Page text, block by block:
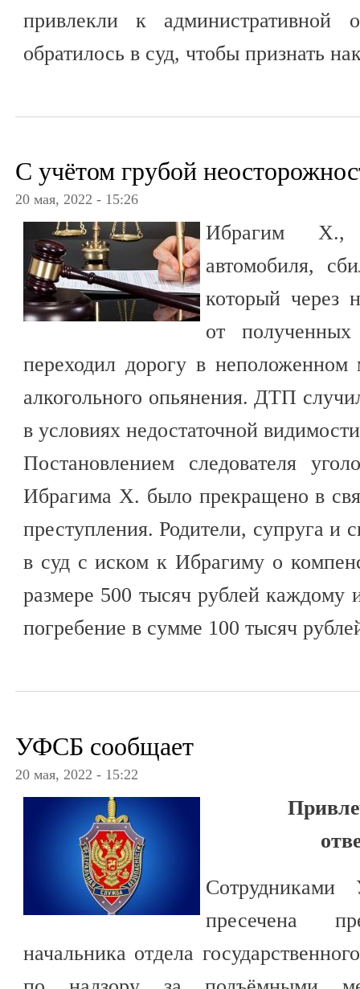
привлекли к административной
обратилось в суд, чтобы признать
С учётом грубой
20 мая, 2022 - 15:26
Ибрагим Х.,
автомобиля,
который через
от
переходил дорогу в
алкогольного опьянения. ДТП
в условиях недостаточной
Постановлением следователя
Ибрагима Х. было прекращено в
преступления. Родители, супруга и
в суд с иском к Ибрагиму о
размере 500 тысяч рублей каждому
погребение в сумме 100 тысяч
УФСБ сообщает
20 мая, 2022 - 15:22
пресечена
начальника отдела